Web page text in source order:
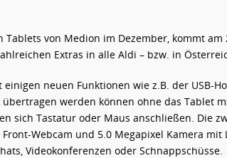
Tablets von Medion im Dezember, kommt am
Extras in alle Aldi – bzw. in
neuen Funktionen wie z.B. der USB-
übertragen werden können ohne das Tablet
sich Tastatur oder Maus anschließen. Die
Webcam und 5.0 Megapixel Kamera mit
Videokonferenzen oder Schnappschüsse.